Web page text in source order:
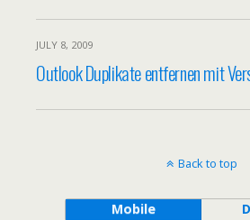
JULY 8, 2009
Outlook Duplikate entfernen mit
Back to top
Mobile